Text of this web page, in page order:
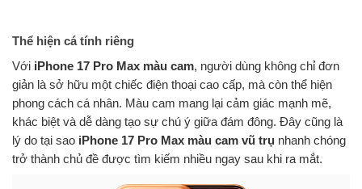
Thể hiện cá tính riêng
Với iPhone 17 Pro Max màu cam, người dùng không chỉ đơn
giản là sở hữu một chiếc điện thoại cao cấp, mà còn thể hiện
phong cách cá nhân. Màu cam mang lại cảm giác mạnh mẽ,
khác biệt và dễ dàng tạo sự chú ý giữa đám đông. Đây cũng là
lý do tại sao iPhone 17 Pro Max màu cam vũ trụ nhanh chóng
trở thành chủ đề được tìm kiếm nhiều ngay sau khi ra mắt.